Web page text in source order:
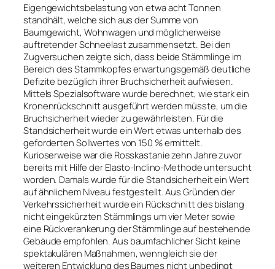
Eigengewichtsbelastung von etwa acht Tonnen
standhält, welche sich aus der Summe von
Baumgewicht, Wohnwagen und möglicherweise
auftretender Schneelast zusammensetzt. Bei den
Zugversuchen zeigte sich, dass beide Stämmlinge im
Bereich des Stammkopfes erwartungsgemäß deutliche
Defizite bezüglich ihrer Bruchsicherheit aufwiesen.
Mittels Spezialsoftware wurde berechnet, wie stark ein
Kronenrückschnitt ausgeführt werden müsste, um die
Bruchsicherheit wieder zu gewährleisten. Für die
Standsicherheit wurde ein Wert etwas unterhalb des
geforderten Sollwertes von 150 % ermittelt.
Kurioserweise war die Rosskastanie zehn Jahre zuvor
bereits mit Hilfe der Elasto-Inclino-Methode untersucht
worden. Damals wurde für die Standsicherheit ein Wert
auf ähnlichem Niveau festgestellt. Aus Gründen der
Verkehrssicherheit wurde ein Rückschnitt des bislang
nicht eingekürzten Stämmlings um vier Meter sowie
eine Rückverankerung der Stämmlinge auf bestehende
Gebäude empfohlen. Aus baumfachlicher Sicht keine
spektakulären Maßnahmen, wenngleich sie der
weiteren Entwicklung des Baumes nicht unbedingt